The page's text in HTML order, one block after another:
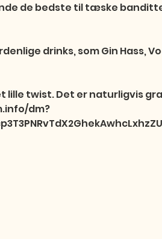
de bedste til tæske
drinks, som Gin Hass,
lille twist. Det er naturligvis
dm?